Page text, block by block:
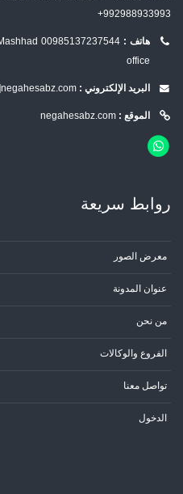
992988933993+
هاتف : 00985137237544
office
البريد الإلكتروني :
الموقع : negahesabz.com
روابط سریعة
معرض الصور
عنوان المدونة
من نحن
الفروع والوكالات
تواصل معنا
الدخول